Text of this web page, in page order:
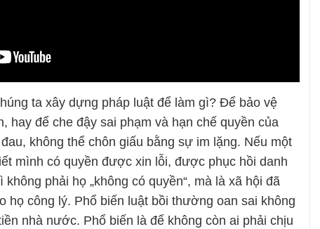
ta xây dựng pháp luật để làm gì? Để bảo vệ
hay để che đậy sai phạm và hạn chế quyền của
không thể chôn giấu bằng sự im lặng. Nếu một
mình có quyền được xin lỗi, được phục hồi danh
phải họ „không có quyền“, mà là xã hội đã
họ công lý. Phổ biến luật bồi thường oan sai không
nhà nước. Phổ biến là để không còn ai phải chịu